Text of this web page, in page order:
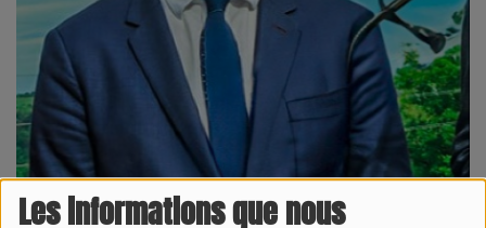
Les informations que nous